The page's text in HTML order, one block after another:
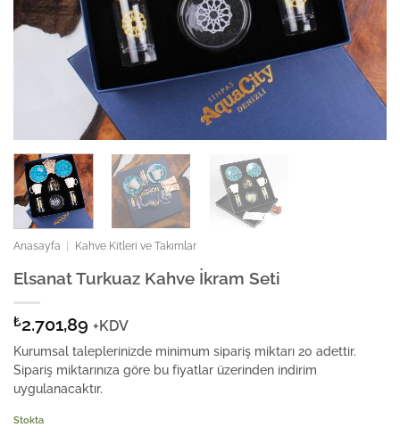
Anasayfa Kahve Kitleri ve Takımlar
Elsanat Turkuaz Kahve İkram Seti
₺2.701,89 +KDV
Kurumsal taleplerinizde minimum sipariş miktarı 20 adettir.
Sipariş miktarınıza göre bu fiyatlar üzerinden indirim
uygulanacaktır.
Stokta